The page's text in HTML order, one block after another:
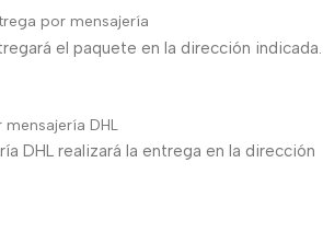
por mensajería
el paquete en la dirección indicada.
mensajería DHL
DHL realizará la entrega en la dirección